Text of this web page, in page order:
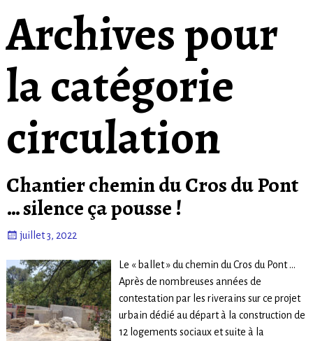
Archives pour
la catégorie
circulation
Chantier chemin du Cros du Pont
… silence ça pousse !
juillet 3, 2022
Le « ballet » du chemin du Cros du Pont …
Après de nombreuses années de
contestation par les riverains sur ce projet
urbain dédié au départ à la construction de
12 logements sociaux et suite à la